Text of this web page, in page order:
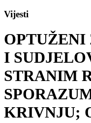
Vijesti
I
STRANIM
KRIVNJU;